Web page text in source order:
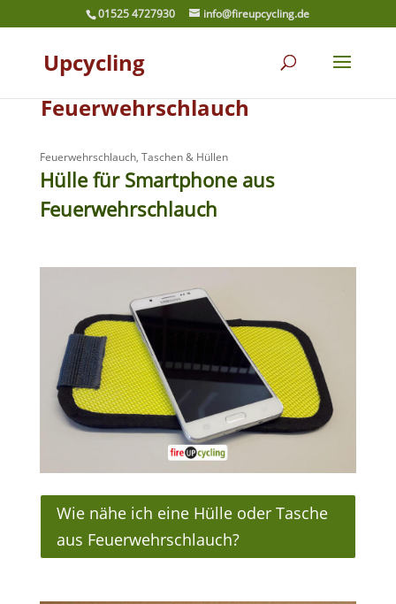
01525 4727930 info@fireupcycling.de
Upcycling
Feuerwehrschlauch
Feuerwehrschlauch, Taschen & Hüllen
Hülle für Smartphone aus
Feuerwehrschlauch
Wie nähe ich eine Hülle oder Tasche
aus Feuerwehrschlauch?